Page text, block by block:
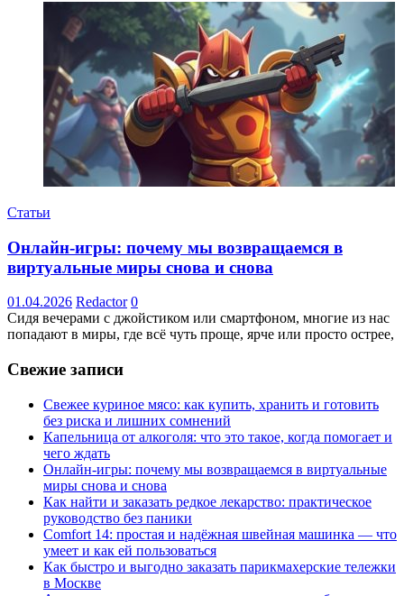
Статьи
Онлайн-игры: почему мы возвращаемся в
виртуальные миры снова и снова
01.04.2026 Redactor 0
Сидя вечерами с джойстиком или смартфоном, многие из нас
попадают в миры, где всё чуть проще, ярче или просто острее,
Свежие записи
Свежее куриное мясо: как купить, хранить и готовить
без риска и лишних сомнений
Капельница от алкоголя: что это такое, когда помогает и
чего ждать
Онлайн-игры: почему мы возвращаемся в виртуальные
миры снова и снова
Как найти и заказать редкое лекарство: практическое
руководство без паники
Comfort 14: простая и надёжная швейная машинка — что
умеет и как ей пользоваться
Как быстро и выгодно заказать парикмахерские тележки
в Москве